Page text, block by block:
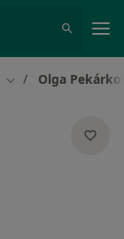
Změna města
Olga